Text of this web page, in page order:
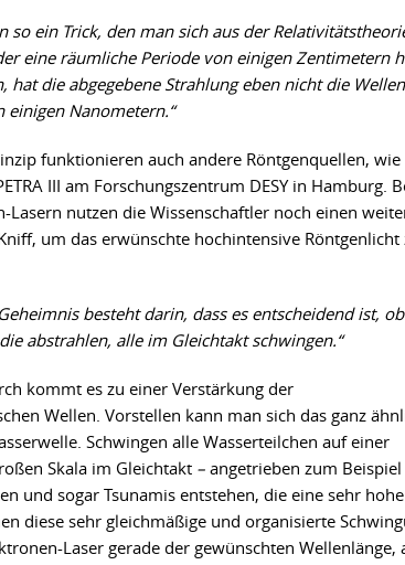
so ein Trick, den man sich aus der
eine räumliche Periode von einigen Zentimetern
hat die abgegebene Strahlung eben nicht die
einigen Nanometern.“
funktionieren auch andere Röntgenquellen, wie
III am Forschungszentrum DESY in Hamburg.
Lasern nutzen die Wissenschaftler noch einen
um das erwünschte hochintensive Röntgenlicht
besteht darin, dass es entscheidend ist,
abstrahlen, alle im Gleichtakt schwingen.“
kommt es zu einer Verstärkung der
Wellen. Vorstellen kann man sich das ganz
Schwingen alle Wasserteilchen auf einer
Skala im Gleichtakt – angetrieben zum
und sogar Tsunamis entstehen, die eine sehr
diese sehr gleichmäßige und organisierte
Laser gerade der gewünschten